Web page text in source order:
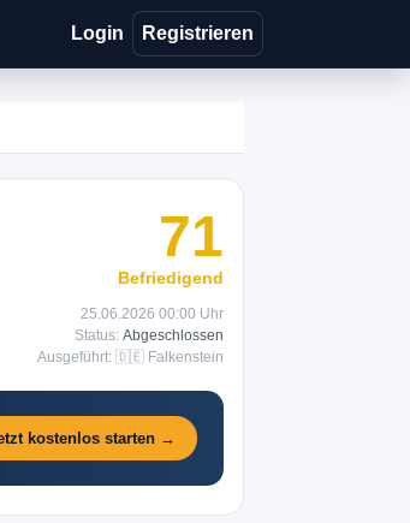
Login Registrieren
71
Befriedigend
25.06.2026 00:00 Uhr
Status: Abgeschlossen
Ausgeführt: 🇩🇪 Falkenstein
kostenlos starten →